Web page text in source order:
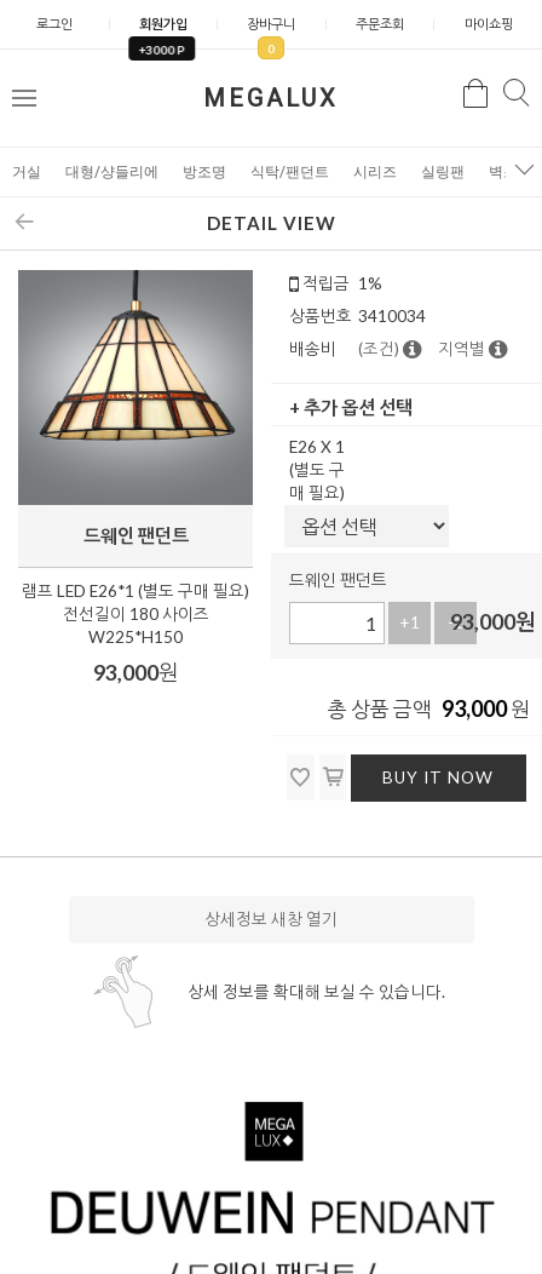
로그인 회원가입
+3000 P
장바구니
0
주문조회 마이쇼핑
MEGALUX
메
검
거실 대형/샹들리에 방조명 식탁/팬던트 시리즈 실링팬 벽조명
DETAIL VIEW
드웨인 팬던트
램프 LED E26*1 (별도 구매 필요)
전선길이 180 사이즈
W225*H150
93,000원
적립금 1%
상품번호 3410034
배송비
(조건) 지역별
+ 추가 옵션 선택
E26 X 1
(별도 구
매 필요)
드웨인 팬던트
+1 -1
93,000원
총 상품 금액 93,000원
BUY IT NOW
상세정보 새창 열기
상세 정보를 확대해 보실 수 있습니다.